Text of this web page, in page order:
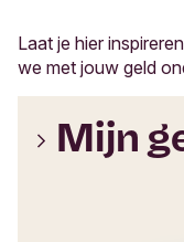
Laat je hier
we met jouw geld
Mijn